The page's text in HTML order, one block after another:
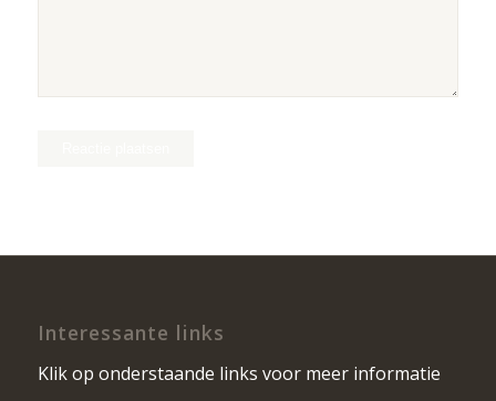
Interessante links
Klik op onderstaande links voor meer informatie